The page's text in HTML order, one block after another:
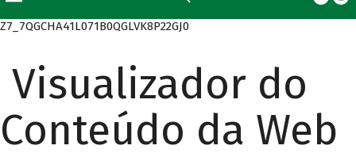
Z7_7QGCHA41L071B0QGLVK8P22GJ0
Visualizador do
Conteúdo da Web